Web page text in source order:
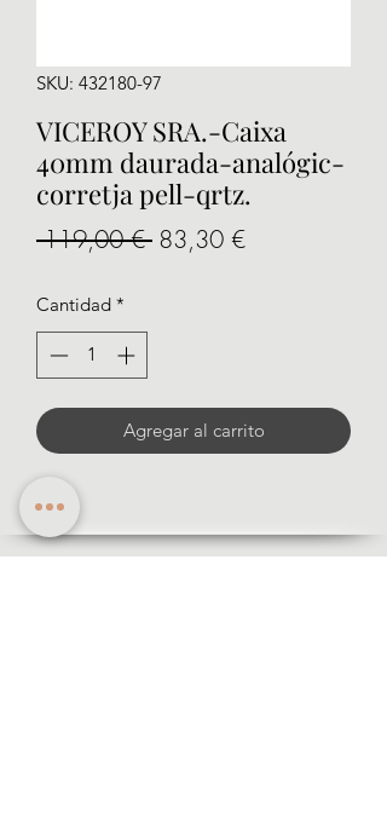
SKU: 432180-97
VICEROY SRA.-Caixa
40mm daurada-analógic-
corretja pell-qrtz.
119,00 € Precio
83,30 €Precio
Cantidad *
Agregar al carrito